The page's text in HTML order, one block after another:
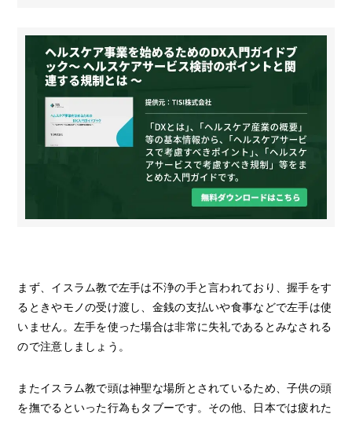
まず、イスラム教で左手は不浄の手と言われており、握手をす
るときやモノの受け渡し、金銭の支払いや食事などで左手は使
いません。左手を使った場合は非常に失礼であるとみなされる
ので注意しましょう。
またイスラム教で頭は神聖な場所とされているため、子供の頭
を撫でるといった行為もタブーです。その他、日本では疲れた